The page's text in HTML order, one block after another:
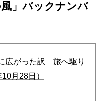
」バックナンバ
広がった訳 旅へ駆り
月28日）